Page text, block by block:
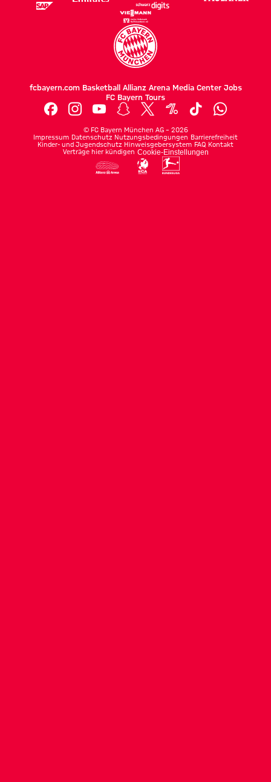
fcbayern.com Basketball Allianz Arena Media Center Jobs
FC Bayern Tours
© FC Bayern München AG – 2026
Impressum Datenschutz Nutzungsbedingungen Barrierefreiheit
Kinder- und Jugendschutz Hinweisgebersystem FAQ Kontakt
Verträge hier kündigen Cookie-Einstellungen